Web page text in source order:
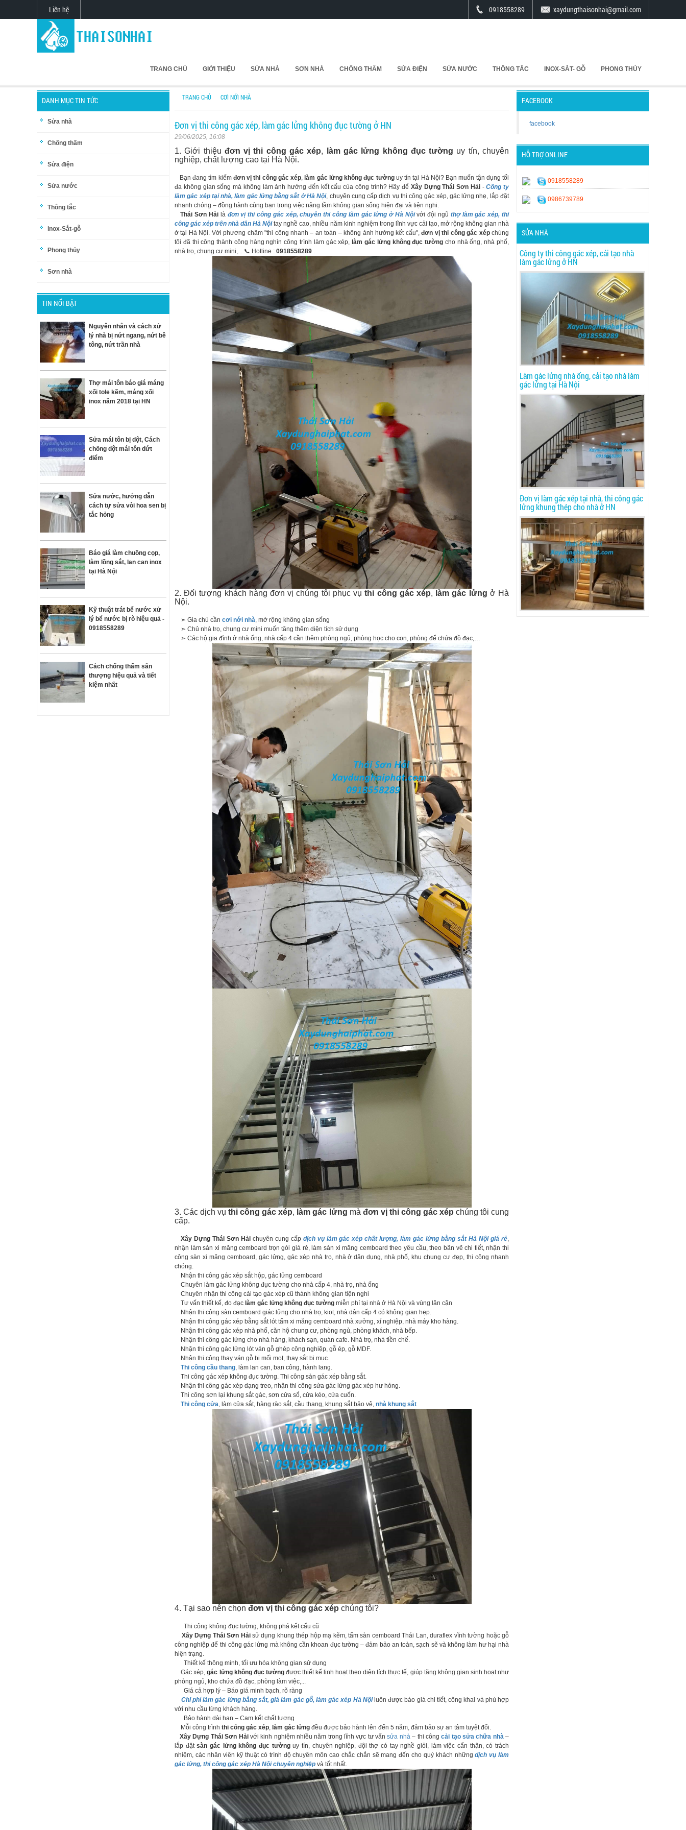
Liên hệ xaydungthaisonhai@gmail.com
0918558289
TRANG CHỦ GIỚI THIỆU SỬA NHÀ SƠN NHÀ CHỐNG THẤM SỬA ĐIỆN SỬA NƯỚC THÔNG TẮC INOX-SẮT- GỖ PHONG THỦY
DANH MỤC TIN TỨC
Sửa nhà
Chống thấm
Sửa điện
Sửa nước
Thông tắc
inox-Sắt-gỗ
Phong thủy
Sơn nhà
TIN NỔI BẬT
Nguyên nhân và cách xử
lý nhà bị nứt ngang, nứt bê
tông, nứt trần nhà
Thợ mái tôn báo giá máng
xối tole kẽm, máng xối
inox năm 2018 tại HN
Sửa mái tôn bị dột, Cách
chống dột mái tôn dứt
điểm
Sửa nước, hướng dẫn
cách tự sửa vòi hoa sen bị
tắc hỏng
Báo giá làm chuồng cọp,
làm lồng sắt, lan can inox
tại Hà Nội
Kỹ thuật trát bể nước xử
lý bể nước bị rò hiệu quả -
0918558289
Cách chống thấm sân
thượng hiệu quả và tiết
kiệm nhất
TRANG CHỦ CƠI NỚI NHÀ
Đơn vị thi công gác xép, làm gác lửng không đục tường ở HN
29/06/2025, 16:08
1. Giới thiệu đơn vị thi công gác xép, làm gác lửng không đục tường uy tín, chuyên
nghiệp, chất lượng cao tại Hà Nội.
Bạn đang tìm kiếm đơn vị thi công gác xép, làm gác lửng không đục tườnguy tín tại Hà Nội? Bạn muốn tận dụng tối
đa không gian sống mà không làm ảnh hưởng đến kết cấu của công trình? Hãy để Xây Dựng Thái Sơn Hải-Công ty
làm gác xép tại nhà, làm gác lửng bằng sắt ở Hà Nội, chuyên cung cấp dịch vụ thi công gác xép, gác lửng nhẹ, lắp đặt
nhanh chóng – đồng hành cùng bạn trong việc nâng tầm không gian sống hiện đại và tiện nghi.
Thái Sơn Hảilà đơn vị thi công gác xép, chuyên thi công làm gác lửng ở Hà Nộivới đội ngũ thợ làm gác xép, thi
công gác xép trên nhà dân Hà Nộitay nghề cao, nhiều năm kinh nghiệm trong lĩnh vực cải tạo, mở rộng không gian nhà
ở tại Hà Nội. Với phương châm "thi công nhanh – an toàn – không ảnh hưởng kết cấu",đơn vị thi công gác xépchúng
tôi đã thi công thành công hàng nghìn công trình làm gác xép, làm gác lửng không đục tường cho nhà ống, nhà phố,
nhà trọ, chung cư mini,... 📞 Hotline : 0918558289 .
2. Đối tượng khách hàng đơn vị chúng tôi phục vụthi công gác xép, làm gác lửng ở Hà
Nội.
➣ Gia chủ cần cơi nới nhà, mở rộng không gian sống
➣ Chủ nhà trọ, chung cư mini muốn tăng thêm diện tích sử dụng
➣ Các hộ gia đình ở nhà ống, nhà cấp 4 cần thêm phòng ngủ, phòng học cho con, phòng để chứa đồ đạc,…
3. Các dịch vụthi công gác xép, làm gác lửng mà đơn vị thi công gác xép chúng tôi cung
cấp.
Xây Dựng Thái Sơn Hảichuyên cung cấp dịch vụ làm gác xép chất lượng, làm gác lửng bằng sắt Hà Nội giá rẻ,
nhận làm sàn xi măng cemboard trọn gói giá rẻ, làm sàn xi măng cemboard theo yêu cầu, theo bãn vẽ chi tiết, nhận thi
công sàn xi măng cemboard, gác lửng, gác xép nhà trọ, nhà ở dân dụng, nhà phố, khu chung cư đẹp, thi công nhanh
chóng.
Nhận thi công gác xép sắt hộp, gác lửng cemboard
Chuyên làm gác lửng không đục tường cho nhà cấp 4, nhà trọ, nhà ống
Chuyên nhận thi công cải tạo gác xép cũ thành không gian tiện nghi
Tư vấn thiết kế, đo đạc làm gác lửng không đục tường miễn phí tại nhà ở Hà Nội và vùng lân cận
Nhận thi công sàn cemboard giác lửng cho nhà trọ, kiot, nhà dân cấp 4 có không gian hẹp.
Nhận thi công gác xép bằng sắt lót tấm xi măng cemboard nhà xưởng, xí nghiệp, nhà máy kho hàng.
Nhận thi công gác xép nhà phố, căn hộ chung cư, phòng ngủ, phòng khách, nhà bếp.
Nhận thi công gác lửng cho nhà hàng, khách sạn, quán cafe. Nhà trọ, nhà tiền chế.
Nhận thi công gác lửng lót ván gỗ ghép công nghiệp, gỗ ép, gỗ MDF.
Nhận thi công thay ván gỗ bị mối mọt, thay sắt bị mục.
Thi công cầu thang, làm lan can, ban công, hành lang.
Thi công gác xép không đục tường. Thi công sàn gác xép bằng sắt.
Nhận thi công gác xép dạng treo, nhận thi công sửa gác lửng gác xép hư hỏng.
Thi công sơn lại khung sắt gác, sơn cửa sổ, cửa kéo, cửa cuốn.
Thi công cửa, làm cửa sắt, hàng rào sắt, cầu thang, khung sắt bảo vệ, nhà khung sắt
4. Tại sao nên chọn đơn vị thi công gác xép chúng tôi?
Thi công không đục tường, không phá kết cấu cũ
Xây Dựng Thái Sơn Hảisử dụng khung thép hộp mạ kẽm, tấm sàn cemboard Thái Lan, duraflex vĩnh tường hoặc gỗ
công nghiệp để thi công gác lửng mà không cần khoan đục tường – đảm bảo an toàn, sạch sẽ và không làm hư hại nhà
hiện trạng.
Thiết kế thông minh, tối ưu hóa không gian sử dụng
Gác xép,gác lửng không đục tườngđược thiết kế linh hoạt theo diện tích thực tế, giúp tăng không gian sinh hoạt như
phòng ngủ, kho chứa đồ đạc, phòng làm việc,...
Giá cả hợp lý – Báo giá minh bạch, rõ ràng
Chi phí làm gác lửng bằng sắt, giá làm gác gỗ, làm gác xép Hà Nộiluôn được báo giá chi tiết, công khai và phù hợp
với nhu cầu từng khách hàng.
Bảo hành dài hạn – Cam kết chất lượng
Mỗi công trình thi công gác xép, làm gác lửng đều được bảo hành lên đến 5 năm, đảm bảo sự an tâm tuyệt đối.
Xây Dựng Thái Sơn Hảivới kinh nghiệm nhiều năm trong lĩnh vực tư vấn sửa nhà– thi côngcải tạo sửa chữa nhà–
lắp đặtsàn gác lửng không đục tườnguy tín, chuyên nghiệp, đội thợ có tay nghề giỏi, làm việc cẩn thận, có trách
nhiệm, các nhân viên kỹ thuật có trình độ chuyên môn cao chắc chắn sẽ mang đến cho quý khách nhữngdịch vụ làm
gác lửng, thi công gác xép Hà Nội chuyên nghiệp và tốt nhất.
FACEBOOK
facebook
HỖ TRỢ ONLINE
0918558289
0986739789
SỬA NHÀ
Công ty thi công gác xép, cải tạo nhà
làm gác lửng ở HN
Làm gác lửng nhà ống, cải tạo nhà làm
gác lửng tại Hà Nội
Đơn vị làm gác xép tại nhà, thi công gác
lửng khung thép cho nhà ở HN